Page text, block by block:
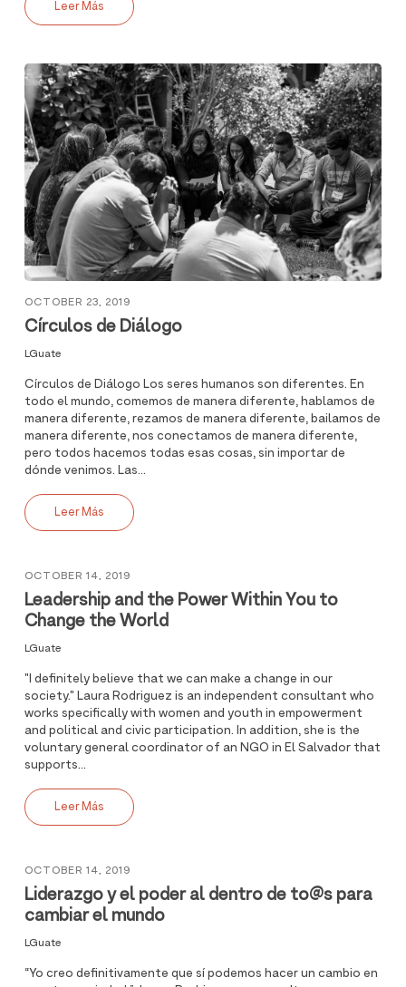
Leer Más
OCTOBER 23, 2019
Círculos de Diálogo
LGuate
Círculos de Diálogo Los seres humanos son diferentes. En
todo el mundo, comemos de manera diferente, hablamos de
manera diferente, rezamos de manera diferente, bailamos de
manera diferente, nos conectamos de manera diferente,
pero todos hacemos todas esas cosas, sin importar de
dónde venimos. Las...
Leer Más
OCTOBER 14, 2019
Leadership and the Power Within You to
Change the World
LGuate
"I definitely believe that we can make a change in our
society." Laura Rodriguez is an independent consultant who
works specifically with women and youth in empowerment
and political and civic participation. In addition, she is the
voluntary general coordinator of an NGO in El Salvador that
supports...
Leer Más
OCTOBER 14, 2019
Liderazgo y el poder al dentro de to@s para
cambiar el mundo
LGuate
“Yo creo definitivamente que sí podemos hacer un cambio en